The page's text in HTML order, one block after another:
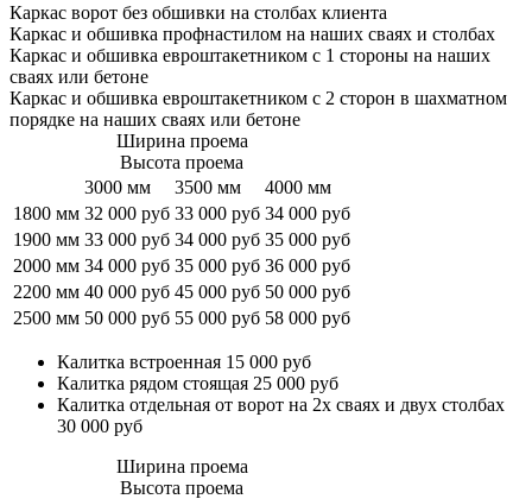
Каркас ворот без обшивки на столбах клиента
Каркас и обшивка профнастилом на наших сваях и столбах
Каркас и обшивка евроштакетником с 1 стороны на наших
сваях или бетоне
Каркас и обшивка евроштакетником с 2 сторон в шахматном
порядке на наших сваях или бетоне
Ширина проема
Высота проема
3000 мм
3500 мм
4000 мм
1800 мм 32 000 руб 33 000 руб 34 000 руб
1900 мм 33 000 руб 34 000 руб 35 000 руб
2000 мм 34 000 руб 35 000 руб 36 000 руб
2200 мм 40 000 руб 45 000 руб 50 000 руб
2500 мм 50 000 руб 55 000 руб 58 000 руб
Калитка встроенная 15 000 руб
Калитка рядом стоящая 25 000 руб
Калитка отдельная от ворот на 2х сваях и двух столбах
30 000 руб
Ширина проема
Высота проема